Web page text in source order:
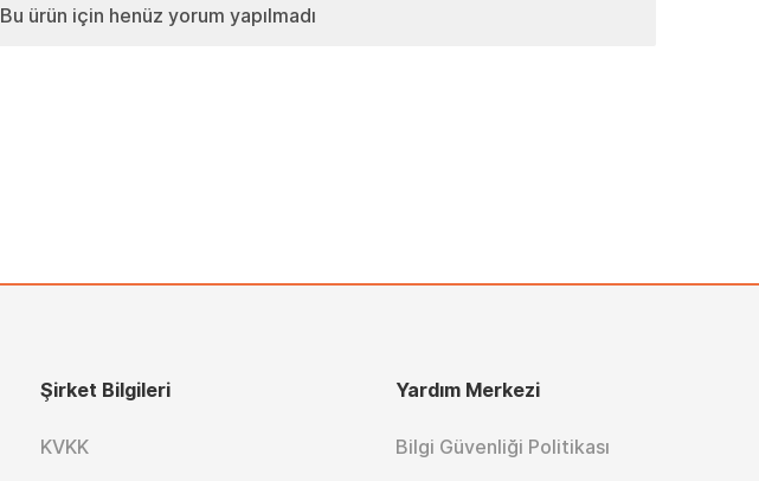
Bu ürün için henüz yorum yapılmadı
Şirket Bilgileri
KVKK
Yardım Merkezi
Bilgi Güvenliği Politikası